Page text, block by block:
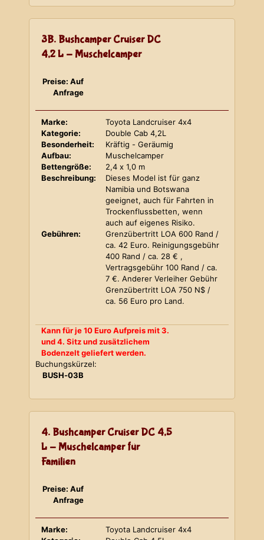
3B. Bushcamper Cruiser DC
4,2 L - Muschelcamper
Preise: Auf
Anfrage
Marke:
Toyota Landcruiser 4x4
Kategorie:
Double Cab 4,2L
Besonderheit:
Kräftig - Geräumig
Aufbau:
Muschelcamper
Bettengröße:
2,4 x 1,0 m
Beschreibung:
Dieses Model ist für ganz
Namibia und Botswana
geeignet, auch für Fahrten in
Trockenflussbetten, wenn
auch auf eigenes Risiko.
Gebühren:
Grenzübertritt LOA 600 Rand /
ca. 42 Euro. Reinigungsgebühr
400 Rand / ca. 28 € ,
Vertragsgebühr 100 Rand / ca.
7 €. Anderer Verleiher Gebühr
Grenzübertritt LOA 750 N$ /
ca. 56 Euro pro Land.
Kann für je 10 Euro Aufpreis mit 3.
und 4. Sitz und zusätzlichem
Bodenzelt geliefert werden.
Buchungskürzel:
BUSH-03B
4. Bushcamper Cruiser DC 4,5
L - Muschelcamper für
Familien
Preise: Auf
Anfrage
Marke:
Toyota Landcruiser 4x4